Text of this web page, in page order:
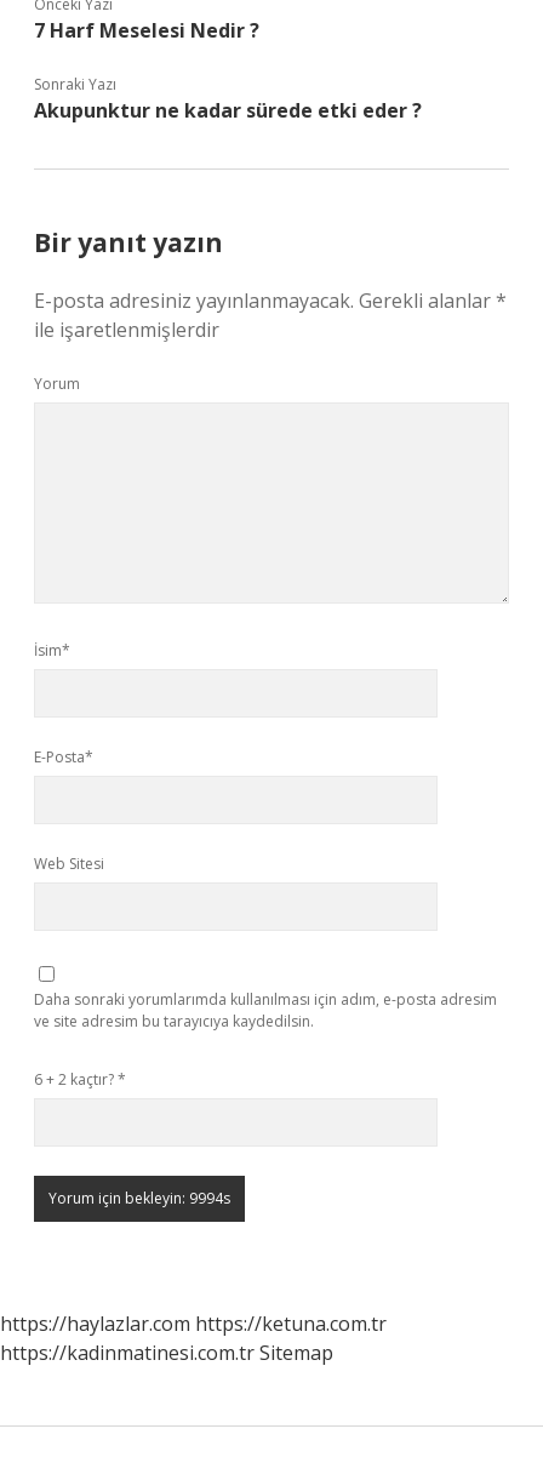
Önceki Yazı
7 Harf Meselesi Nedir ?
Sonraki Yazı
Akupunktur ne kadar sürede etki eder ?
Bir yanıt yazın
E-posta adresiniz yayınlanmayacak. Gerekli alanlar*
ile işaretlenmişlerdir
Yorum
İsim*
E-Posta*
Web Sitesi
Daha sonraki yorumlarımda kullanılması için adım, e-posta adresim
ve site adresim bu tarayıcıya kaydedilsin.
6 + 2 kaçtır?*
https://haylazlar.com https://ketuna.com.tr
https://kadinmatinesi.com.trSitemap